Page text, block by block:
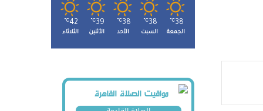
38
℃
الجمعة
38
℃
السبت
38
℃
الأحد
39
℃
الأثنين
42
℃
الثلاثاء